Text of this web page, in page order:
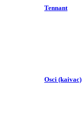
Tennant
Osci (kaivac)